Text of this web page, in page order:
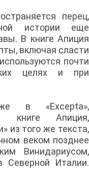
перец,
истории еще
В книге Апиция
включая сласти
почти
целях и при
в «Excepta»,
книге Апиция,
из того же текста,
веком позднее
Винидариусом,
Северной Италии.